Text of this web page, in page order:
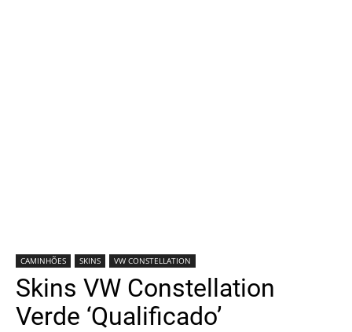
CAMINHÕES SKINS VW CONSTELLATION
Skins VW Constellation
Verde ‘Qualificado’